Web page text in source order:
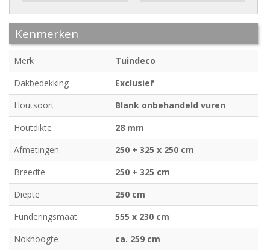
Kenmerken
Merk
Tuindeco
Dakbedekking
Exclusief
Houtsoort
Blank onbehandeld vuren
Houtdikte
28 mm
Afmetingen
250 + 325 x 250 cm
Breedte
250 + 325 cm
Diepte
250 cm
Funderingsmaat
555 x 230 cm
Nokhoogte
ca. 259 cm